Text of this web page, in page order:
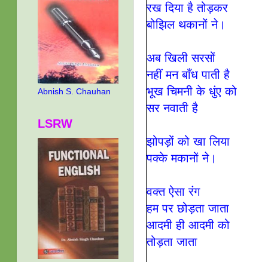
रख दिया है तोड़कर
बोझिल थकानों ने।
अब खिली सरसों
नहीं मन बाँध पाती है
भूख चिमनी के धुंए को
सर नवाती है
झोपड़ों को खा लिया
पक्के मकानों ने।
वक्त ऐसा रंग
हम पर छोड़ता जाता
आदमी ही आदमी को
तोड़ता जाता
Abnish S. Chauhan
LSRW